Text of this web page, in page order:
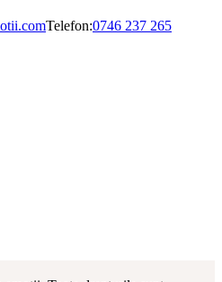
Telefon:0746 237 265